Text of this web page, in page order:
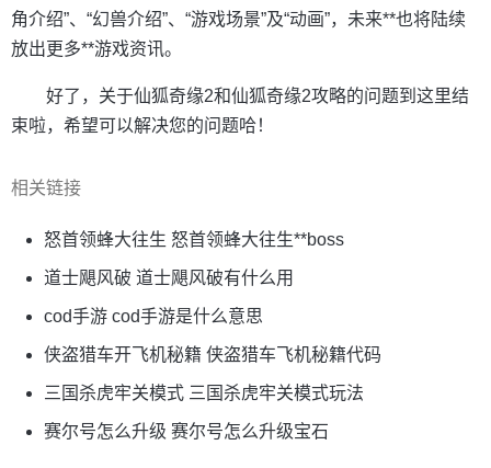
角介绍”、“幻兽介绍”、“游戏场景”及“动画”，未来**也将陆续
放出更多**游戏资讯。
好了，关于仙狐奇缘2和仙狐奇缘2攻略的问题到这里结
束啦，希望可以解决您的问题哈！
相关链接
怒首领蜂大往生 怒首领蜂大往生**boss
道士飓风破 道士飓风破有什么用
cod手游 cod手游是什么意思
侠盗猎车开飞机秘籍 侠盗猎车飞机秘籍代码
三国杀虎牢关模式 三国杀虎牢关模式玩法
赛尔号怎么升级 赛尔号怎么升级宝石